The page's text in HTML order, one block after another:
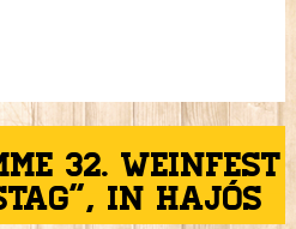
32. Weinfest
in Hajós